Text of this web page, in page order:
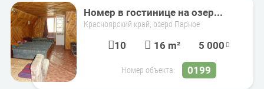
Номер в гостинице на озер...
Красноярский край, озеро Парное
10 16 m² 5 000
Номер объекта: 0199